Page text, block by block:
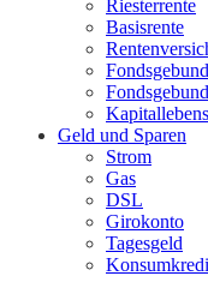
Riesterrente
Basisrente
Geld und Sparen
Strom
Gas
DSL
Girokonto
Tagesgeld